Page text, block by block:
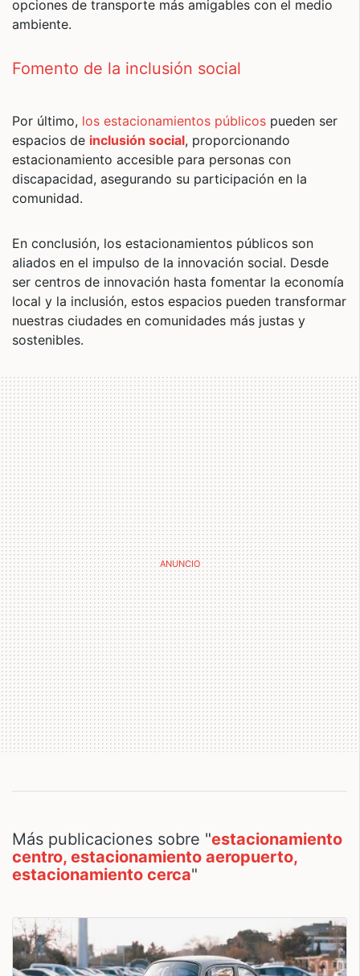
opciones de transporte más amigables con el medio
ambiente.
Fomento de la inclusión social
Por último, los estacionamientos públicos pueden ser
espacios de inclusión social, proporcionando
estacionamiento accesible para personas con
discapacidad, asegurando su participación en la
comunidad.
En conclusión, los estacionamientos públicos son
aliados en el impulso de la innovación social. Desde
ser centros de innovación hasta fomentar la economía
local y la inclusión, estos espacios pueden transformar
nuestras ciudades en comunidades más justas y
sostenibles.
Más publicaciones sobre "estacionamiento
centro, estacionamiento aeropuerto,
estacionamiento cerca"